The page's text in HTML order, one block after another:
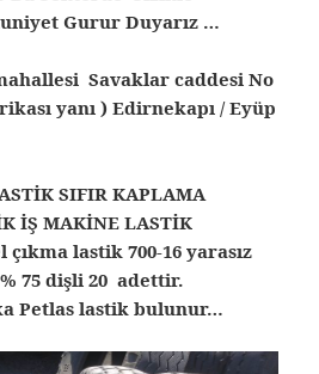
Gurur Duyarız …
Savaklar caddesi No
yanı ) Edirnekapı / Eyüp
SIFIR KAPLAMA
İŞ MAKİNE LASTİK
lastik 700-16 yarasız
75 dişli 20 adettir.
Petlas lastik bulunur…